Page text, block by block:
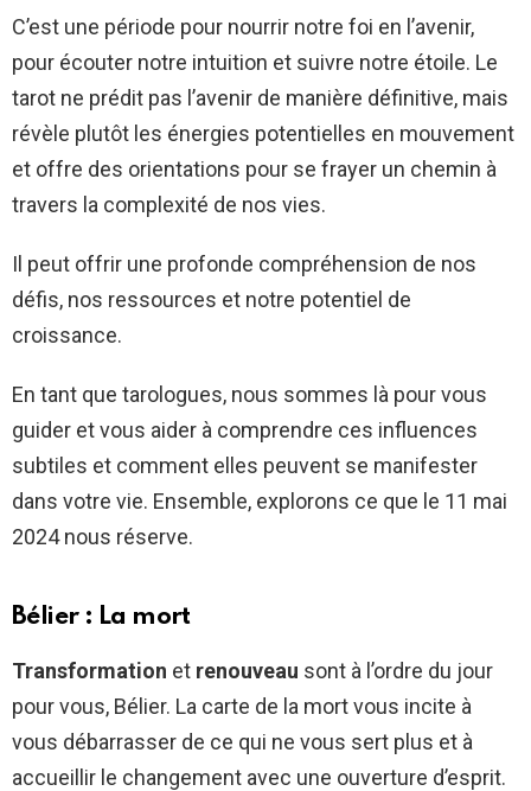
C’est une période pour nourrir notre foi en l’avenir,
pour écouter notre intuition et suivre notre étoile. Le
tarot ne prédit pas l’avenir de manière définitive, mais
révèle plutôt les énergies potentielles en mouvement
et offre des orientations pour se frayer un chemin à
travers la complexité de nos vies.
Il peut offrir une profonde compréhension de nos
défis, nos ressources et notre potentiel de
croissance.
En tant que tarologues, nous sommes là pour vous
guider et vous aider à comprendre ces influences
subtiles et comment elles peuvent se manifester
dans votre vie. Ensemble, explorons ce que le 11 mai
2024 nous réserve.
Bélier : La mort
Transformation et renouveau sont à l’ordre du jour
pour vous, Bélier. La carte de la mort vous incite à
vous débarrasser de ce qui ne vous sert plus et à
accueillir le changement avec une ouverture d’esprit.